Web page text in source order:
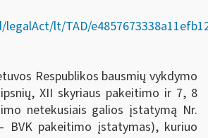
lt/TAD/
bausmių vykdymo
XII skyriaus pakeitimo ir 7, 8
netekusiais galios įstatymą Nr.
BVK pakeitimo įstatymas), kuriuo